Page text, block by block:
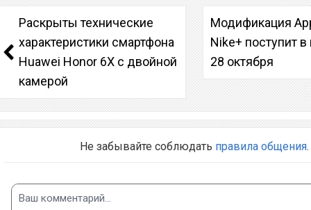
Раскрыты технические
характеристики смартфона
Huawei Honor 6X с двойной
камерой
Модификация
Nike+ поступит
28 октября
Не забывайте соблюдать правила общения.